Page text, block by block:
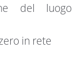
del luogo
in rete